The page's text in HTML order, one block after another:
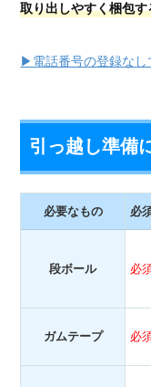
取り出しやすく梱包
▶電話番号の登録なし
引っ越し準備
必要なもの 必
段ボール 必
ガムテープ 必